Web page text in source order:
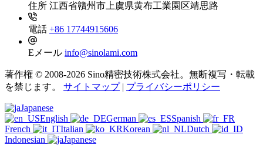
住所 江西省贛州市上虞県黄布工業園区靖思路
電話 +86 17744915606
Eメール info@sinolami.com
著作権 © 2008-2026 Sino精密技術株式会社。無断複写・転載
を禁じます。 サイトマップ| プライバシーポリシー
Japanese
English
German
Spanish
French
Italian Korean
Dutch
Indonesian
Japanese